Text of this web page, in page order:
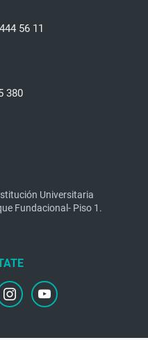
56 11
380
Universitaria
Fundacional- Piso 1.
youtube